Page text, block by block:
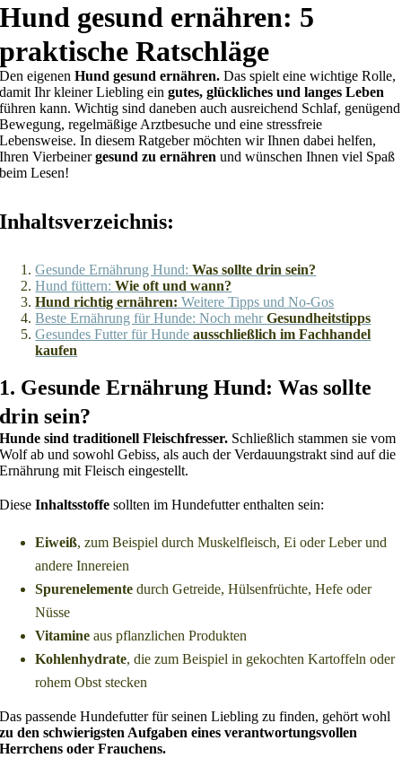
Hund gesund ernähren: 5
praktische Ratschläge
Den eigenenHund gesund ernähren.Das spielt eine wichtige Rolle,
damit Ihr kleiner Liebling ein gutes, glückliches und langes Leben
führen kann. Wichtig sind daneben auch ausreichend Schlaf, genügend
Bewegung, regelmäßige Arztbesuche und eine stressfreie
Lebensweise. In diesem Ratgeber möchten wir Ihnen dabei helfen,
Ihren Vierbeinergesund zu ernähren und wünschen Ihnen viel Spaß
beim Lesen!
Inhaltsverzeichnis:
Gesunde Ernährung Hund:Was sollte drin sein?
Hund füttern:Wie oft und wann?
Hund richtig ernähren: Weitere Tipps und No-Gos
Beste Ernährung für Hunde: Noch mehrGesundheitstipps
Gesundes Futter für Hundeausschließlich im Fachhandel
kaufen
1. Gesunde Ernährung Hund: Was sollte
drin sein?
Hunde sind traditionell Fleischfresser. Schließlich stammen sie vom
Wolf ab und sowohl Gebiss, als auch der Verdauungstrakt sind auf die
Ernährung mit Fleisch eingestellt.
DieseInhaltsstoffe sollten im Hundefutter enthalten sein:
Eiweiß, zum Beispiel durch Muskelfleisch, Ei oder Leber und
andere Innereien
Spurenelemente durch Getreide, Hülsenfrüchte, Hefe oder
Nüsse
Vitamineaus pflanzlichen Produkten
Kohlenhydrate, die zum Beispiel in gekochten Kartoffeln oder
rohem Obst stecken
Das passende Hundefutter für seinen Liebling zu finden, gehört wohl
zu den schwierigsten Aufgaben eines verantwortungsvollen
Herrchens oder Frauchens.